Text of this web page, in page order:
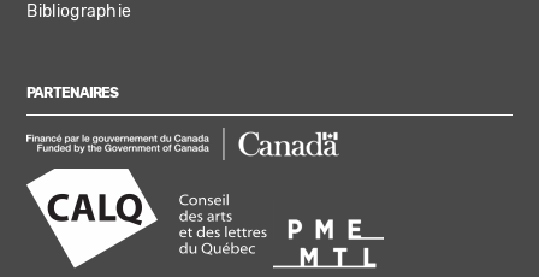
Bibliographie
PARTENAIRES